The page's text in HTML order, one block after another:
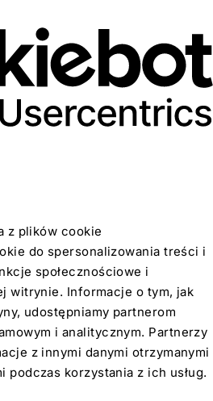
z plików cookie
do spersonalizowania treści i
społecznościowe i
witrynie. Informacje o tym, jak
udostępniamy partnerom
i analitycznym. Partnerzy
z innymi danymi otrzymanymi
podczas korzystania z ich usług.